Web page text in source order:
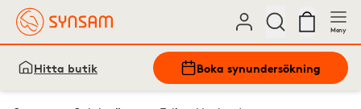
Meny
Hitta butik Boka synundersökning